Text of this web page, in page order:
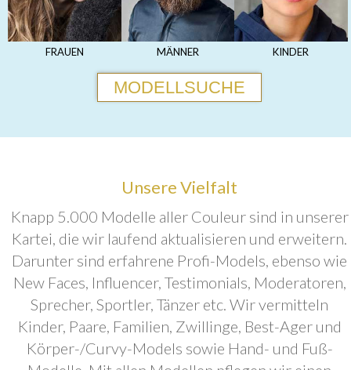
FRAUEN MÄNNER KINDER
MODELLSUCHE
Unsere Vielfalt
Knapp 5.000 Modelle aller Couleur sind in unserer
Kartei, die wir laufend aktualisieren und erweitern.
Darunter sind erfahrene Profi-Models, ebenso wie
New Faces, Influencer, Testimonials, Moderatoren,
Sprecher, Sportler, Tänzer etc. Wir vermitteln
Kinder, Paare, Familien, Zwillinge, Best-Ager und
Körper-/Curvy-Models sowie Hand- und Fuß-